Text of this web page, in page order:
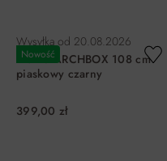
Nowość
Wysyłka od 20.08.2026
Biurko ARCHBOX 108 cm
piaskowy czarny
399,00 zł